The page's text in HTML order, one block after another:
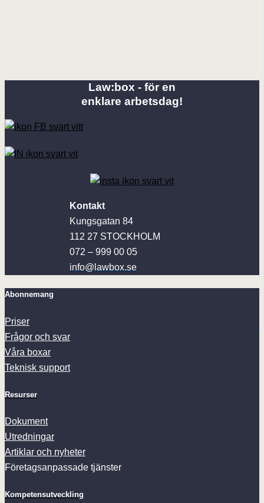
Law:box - för en
enklare arbetsdag!
Kontakt
Kungsgatan 84
112 27 STOCKHOLM
072 – 999 00 05
info@lawbox.se
Abonnemang
Priser
Frågor och svar
Våra boxar
Teknisk support
Resurser
Dokument
Utredningar
Artiklar och nyheter
Företagsanpassade tjänster
Kompetensutveckling